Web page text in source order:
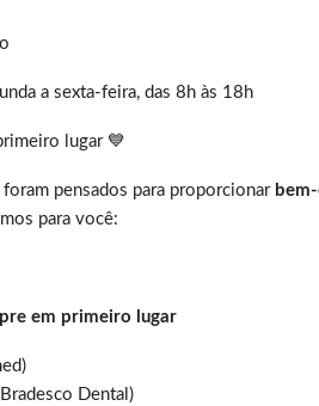
a sexta-feira, das 8h às 18h
lugar 💙
pensados para proporcionar
para você:
em primeiro lugar
Dental)